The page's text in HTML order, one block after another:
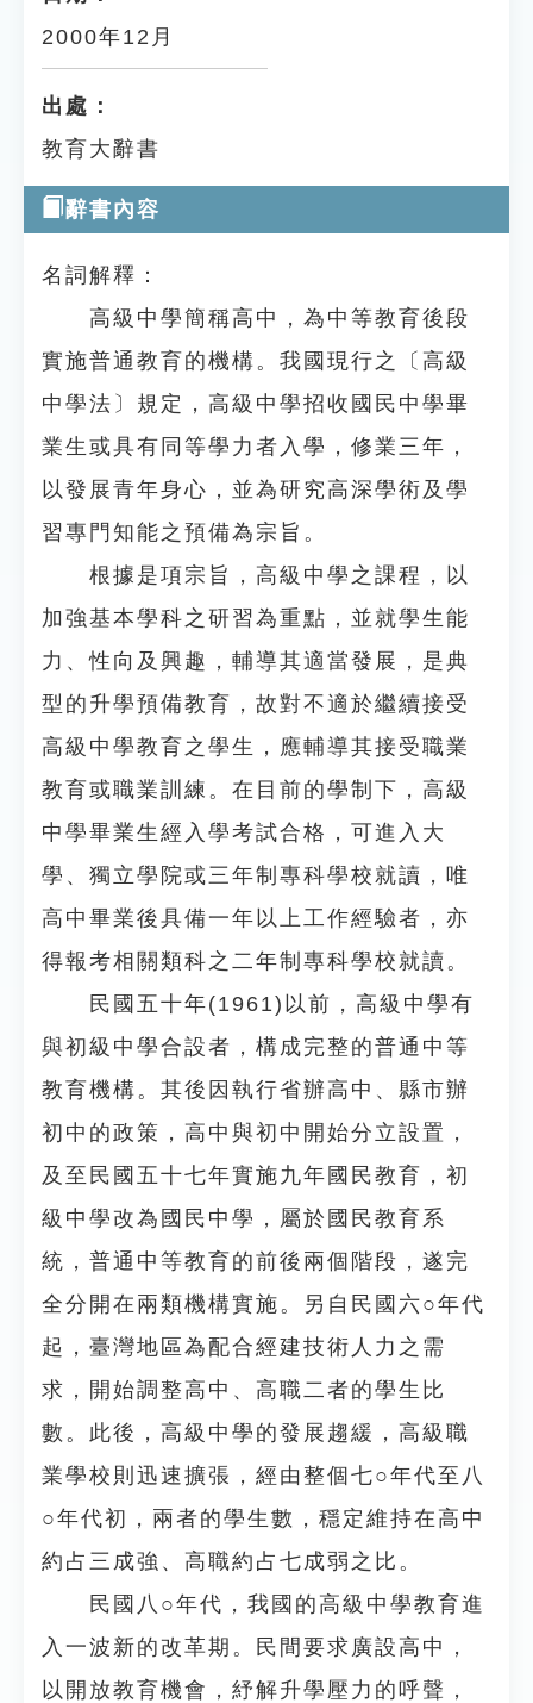
2000年12月
出處：
教育大辭書
辭書內容
名詞解釋：
高級中學簡稱高中，為中等教育後段
實施普通教育的機構。我國現行之〔高級
中學法〕規定，高級中學招收國民中學畢
業生或具有同等學力者入學，修業三年，
以發展青年身心，並為研究高深學術及學
習專門知能之預備為宗旨。
根據是項宗旨，高級中學之課程，以
加強基本學科之研習為重點，並就學生能
力、性向及興趣，輔導其適當發展，是典
型的升學預備教育，故對不適於繼續接受
高級中學教育之學生，應輔導其接受職業
教育或職業訓練。在目前的學制下，高級
中學畢業生經入學考試合格，可進入大
學、獨立學院或三年制專科學校就讀，唯
高中畢業後具備一年以上工作經驗者，亦
得報考相關類科之二年制專科學校就讀。
民國五十年(1961)以前，高級中學有
與初級中學合設者，構成完整的普通中等
教育機構。其後因執行省辦高中、縣市辦
初中的政策，高中與初中開始分立設置，
及至民國五十七年實施九年國民教育，初
級中學改為國民中學，屬於國民教育系
統，普通中等教育的前後兩個階段，遂完
全分開在兩類機構實施。另自民國六○年代
起，臺灣地區為配合經建技術人力之需
求，開始調整高中、高職二者的學生比
數。此後，高級中學的發展趨緩，高級職
業學校則迅速擴張，經由整個七○年代至八
○年代初，兩者的學生數，穩定維持在高中
約占三成強、高職約占七成弱之比。
民國八○年代，我國的高級中學教育進
入一波新的改革期。民間要求廣設高中，
以開放教育機會，紓解升學壓力的呼聲，